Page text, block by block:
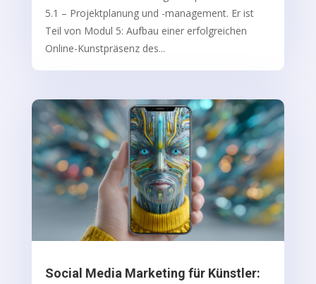
5.1 – Projektplanung und -management. Er ist
Teil von Modul 5: Aufbau einer erfolgreichen
Online-Kunstpräsenz des...
Social Media Marketing für Künstler: